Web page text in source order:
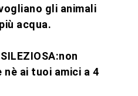
gli animali
acqua.
ai tuoi amici a 4